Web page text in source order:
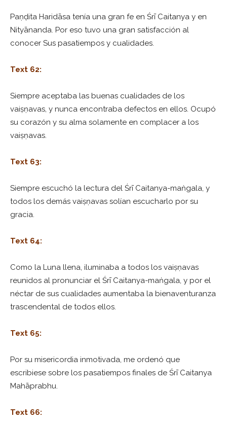
Paṇḍita Haridāsa tenía una gran fe en Śrī Caitanya y en
Nityānanda. Por eso tuvo una gran satisfacción al
conocer Sus pasatiempos y cualidades.
Text 62:
Siempre aceptaba las buenas cualidades de los
vaiṣṇavas, y nunca encontraba defectos en ellos. Ocupó
su corazón y su alma solamente en complacer a los
vaiṣṇavas.
Text 63:
Siempre escuchó la lectura del Śrī Caitanya-maṅgala, y
todos los demás vaiṣṇavas solían escucharlo por su
gracia.
Text 64:
Como la Luna llena, iluminaba a todos los vaiṣṇavas
reunidos al pronunciar el Śrī Caitanya-maṅgala, y por el
néctar de sus cualidades aumentaba la bienaventuranza
trascendental de todos ellos.
Text 65:
Por su misericordia inmotivada, me ordenó que
escribiese sobre los pasatiempos finales de Śrī Caitanya
Mahāprabhu.
Text 66: